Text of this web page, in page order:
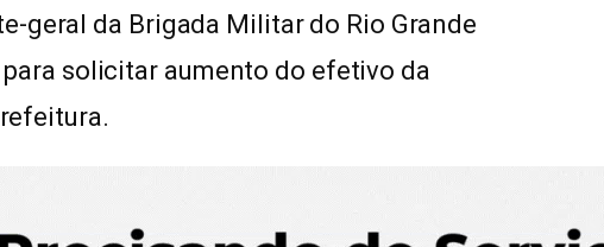
geral da Brigada Militar do Rio Grande
para solicitar aumento do efetivo da